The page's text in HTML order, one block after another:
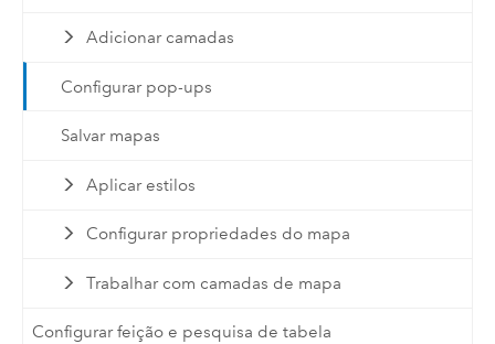
Adicionar camadas
Configurar pop-ups
Salvar mapas
Aplicar estilos
Configurar propriedades do mapa
Trabalhar com camadas de mapa
Configurar feição e pesquisa de tabela